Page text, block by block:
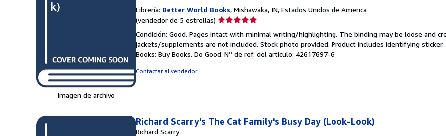
Imagen de archivo
Librería: Better World Books, Mishawaka, IN, Estados Unidos de America
(vendedor de 5 estrellas) Calificación
vendedor:
5
de
Condición: Good. Pages intact with minimal writing/highlighting. The binding may be loose and
jackets/supplements are not included. Stock photo provided. Product includes identifying
Books: Buy Books. Do Good. Nº de ref. del artículo: 42617697-6
Contactar al vendedor
Richard Scarry's The Cat Family's Busy Day (Look-Look)
Richard Scarry